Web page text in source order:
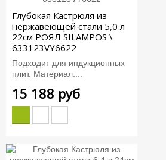
Глубокая Кастрюля из
нержавеющей стали 5,0 л
22см РОЯЛ SILAMPOS \
633123VY6622
Подходит для индукционных
плит. Материал:...
15 188 руб